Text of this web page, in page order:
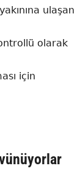
ulaşan
olarak
için